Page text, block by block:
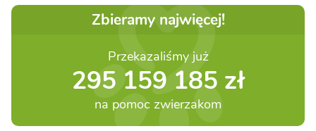
Zbieramy najwięcej!
Przekazaliśmy już
295 159 185 zł
na pomoc zwierzakom